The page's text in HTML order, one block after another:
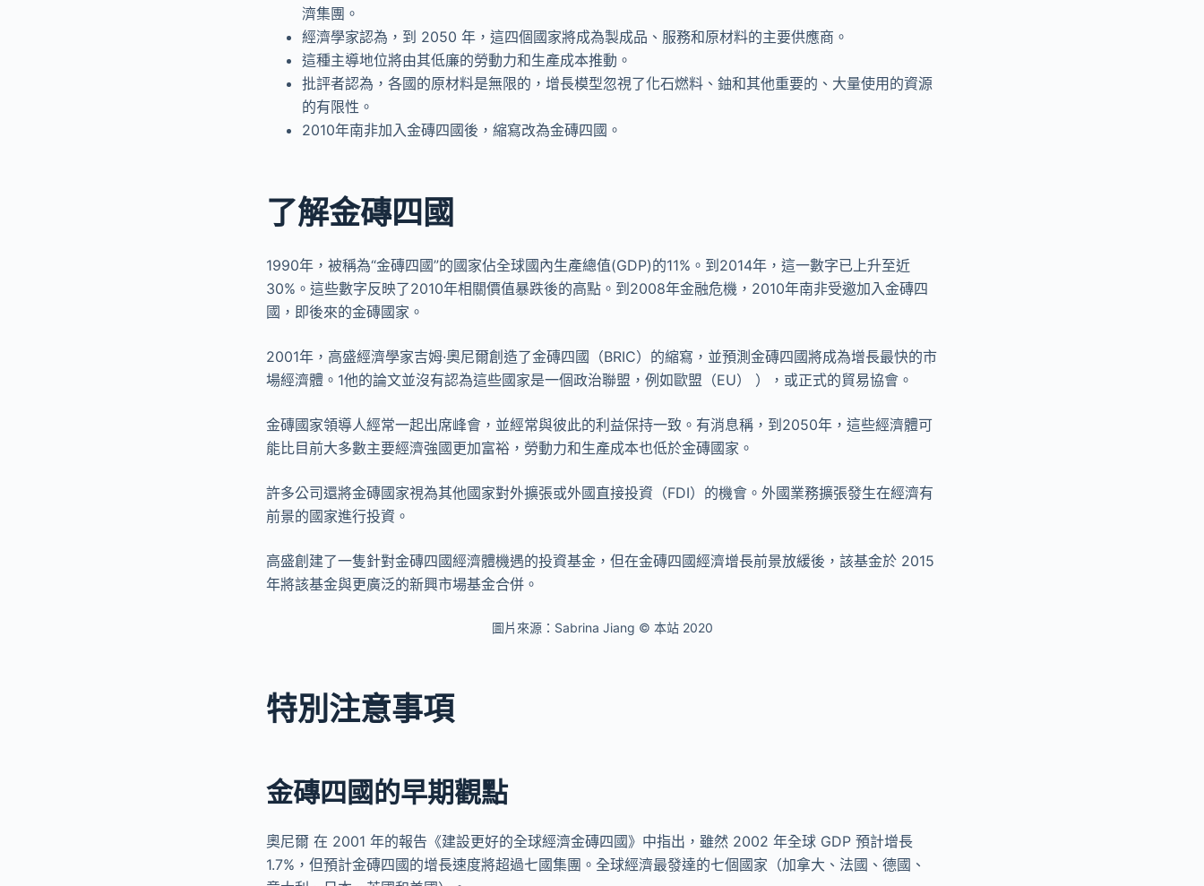
濟集團。
經濟學家認為，到 2050 年，這四個國家將成為製成品、服務和原材料的主要供應商。
這種主導地位將由其低廉的勞動力和生產成本推動。
批評者認為，各國的原材料是無限的，增長模型忽視了化石燃料、鈾和其他重要的、大量使用的資源
的有限性。
2010年南非加入金磚四國後，縮寫改為金磚四國。
了解金磚四國
1990年，被稱為“金磚四國”的國家佔全球國內生產總值(GDP)的11%。到2014年，這一數字已上升至近
30%。這些數字反映了2010年相關價值暴跌後的高點。到2008年金融危機，2010年南非受邀加入金磚四
國，即後來的金磚國家。
2001年，高盛經濟學家吉姆·奧尼爾創造了金磚四國（BRIC）的縮寫，並預測金磚四國將成為增長最快的市
場經濟體。1他的論文並沒有認為這些國家是一個政治聯盟，例如歐盟（EU） ），或正式的貿易協會。
金磚國家領導人經常一起出席峰會，並經常與彼此的利益保持一致。有消息稱，到2050年，這些經濟體可
能比目前大多數主要經濟強國更加富裕，勞動力和生產成本也低於金磚國家。
許多公司還將金磚國家視為其他國家對外擴張或外國直接投資（FDI）的機會。外國業務擴張發生在經濟有
前景的國家進行投資。
高盛創建了一隻針對金磚四國經濟體機遇的投資基金，但在金磚四國經濟增長前景放緩後，該基金於 2015
年將該基金與更廣泛的新興市場基金合併。
圖片來源：Sabrina Jiang © 本站 2020
特別注意事項
金磚四國的早期觀點
奧尼爾 在 2001 年的報告《建設更好的全球經濟金磚四國》中指出，雖然 2002 年全球 GDP 預計增長
1.7%，但預計金磚四國的增長速度將超過七國集團。全球經濟最發達的七個國家（加拿大、法國、德國、